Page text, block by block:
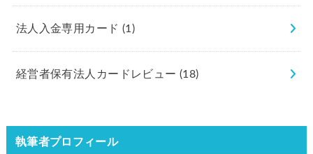
法人入金専用カード (1)
経営者保有法人カードレビュー(18)
執筆者プロフィール